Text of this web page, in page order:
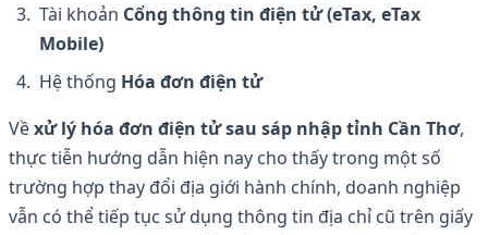
Tài khoản Cổng thông tin điện tử (eTax, eTax
Mobile)
Hệ thống Hóa đơn điện tử
Vềxử lý hóa đơn điện tử sau sáp nhập tỉnh Cần Thơ,
thực tiễn hướng dẫn hiện nay cho thấy trong một số
trường hợp thay đổi địa giới hành chính, doanh nghiệp
vẫn có thể tiếp tục sử dụng thông tin địa chỉ cũ trên giấy